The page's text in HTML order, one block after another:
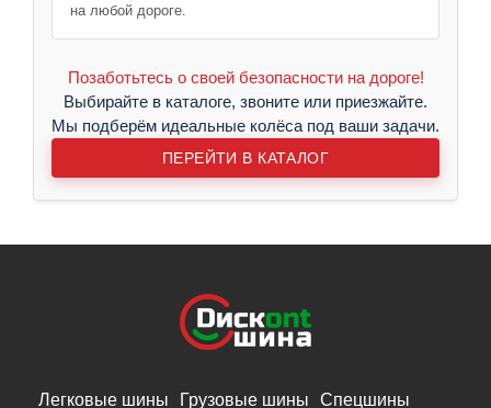
на любой дороге.
Позаботьтесь о своей безопасности на дороге!
Выбирайте в каталоге, звоните или приезжайте.
Мы подберём идеальные колёса под ваши задачи.
ПЕРЕЙТИ В КАТАЛОГ
Легковые шины Грузовые шины
Спецшины